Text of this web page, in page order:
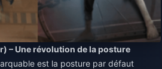
– Une révolution de la posture
est la posture par défaut